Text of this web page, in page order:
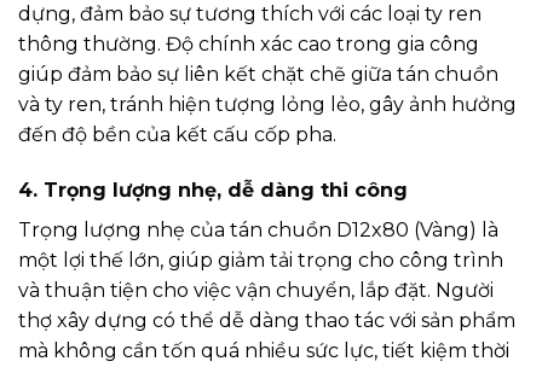
dựng, đảm bảo sự tương thích với các loại ty ren
thông thường. Độ chính xác cao trong gia công
giúp đảm bảo sự liên kết chặt chẽ giữa tán chuồn
và ty ren, tránh hiện tượng lỏng lẻo, gây ảnh hưởng
đến độ bền của kết cấu cốp pha.
4. Trọng lượng nhẹ, dễ dàng thi công
Trọng lượng nhẹ của tán chuồn D12x80 (Vàng) là
một lợi thế lớn, giúp giảm tải trọng cho công trình
và thuận tiện cho việc vận chuyển, lắp đặt. Người
thợ xây dựng có thể dễ dàng thao tác với sản phẩm
mà không cần tốn quá nhiều sức lực, tiết kiệm thời